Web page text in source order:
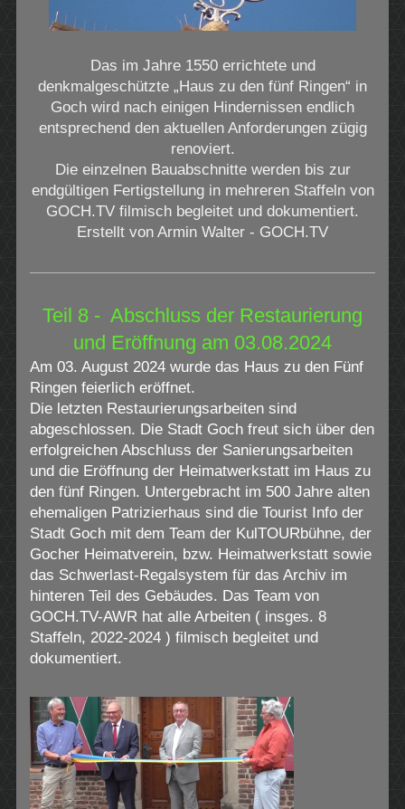
Das im Jahre 1550 errichtete und
denkmalgeschützte „Haus zu den fünf Ringen“ in
Goch wird nach einigen Hindernissen endlich
entsprechend den aktuellen Anforderungen zügig
renoviert.
Die einzelnen Bauabschnitte werden bis zur
endgültigen Fertigstellung in mehreren Staffeln von
GOCH.TV filmisch begleitet und dokumentiert.
Erstellt von Armin Walter - GOCH.TV
Teil 8 - Abschluss der Restaurierung
und Eröffnung am 03.08.2024
Am 03. August 2024 wurde das Haus zu den Fünf
Ringen feierlich eröffnet.
Die letzten Restaurierungsarbeiten sind
abgeschlossen. Die Stadt Goch freut sich über den
erfolgreichen Abschluss der Sanierungsarbeiten
und die Eröffnung der Heimatwerkstatt im Haus zu
den fünf Ringen. Untergebracht im 500 Jahre alten
ehemaligen Patrizierhaus sind die Tourist Info der
Stadt Goch mit dem Team der KulTOURbühne, der
Gocher Heimatverein, bzw. Heimatwerkstatt sowie
das Schwerlast-Regalsystem für das Archiv im
hinteren Teil des Gebäudes. Das Team von
GOCH.TV-AWR hat alle Arbeiten ( insges. 8
Staffeln, 2022-2024 ) filmisch begleitet und
dokumentiert.